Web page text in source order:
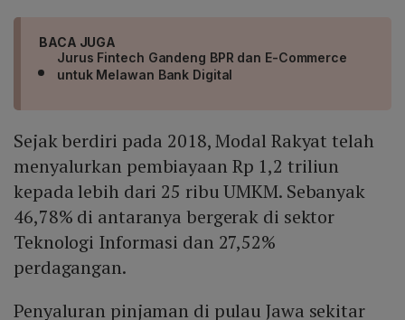
BACA JUGA
Jurus Fintech Gandeng BPR dan E-Commerce
untuk Melawan Bank Digital
Sejak berdiri pada 2018, Modal Rakyat telah
menyalurkan pembiayaan Rp 1,2 triliun
kepada lebih dari 25 ribu UMKM. Sebanyak
46,78% di antaranya bergerak di sektor
Teknologi Informasi dan 27,52%
perdagangan.
Penyaluran pinjaman di pulau Jawa sekitar